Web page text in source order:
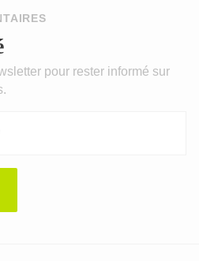
pour rester informé sur